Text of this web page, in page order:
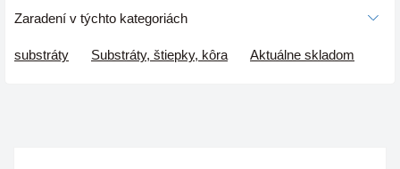
Zaradení v týchto kategoriách
substráty Substráty, štiepky, kôra Aktuálne skladom